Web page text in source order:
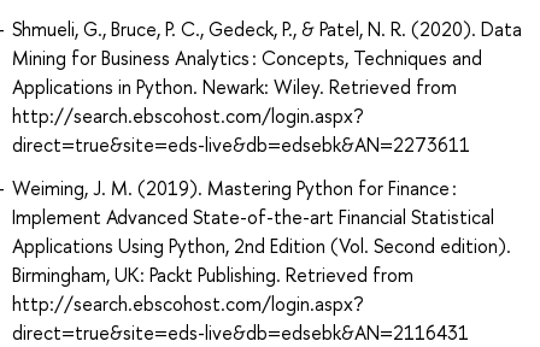
Shmueli, G., Bruce, P. C., Gedeck, P., & Patel, N. R. (2020). Data
Mining for Business Analytics : Concepts, Techniques and
Applications in Python. Newark: Wiley. Retrieved from
http://search.ebscohost.com/login.aspx?
direct=true&site=eds-live&db=edsebk&AN=2273611
Weiming, J. M. (2019). Mastering Python for Finance :
Implement Advanced State-of-the-art Financial Statistical
Applications Using Python, 2nd Edition (Vol. Second edition).
Birmingham, UK: Packt Publishing. Retrieved from
http://search.ebscohost.com/login.aspx?
direct=true&site=eds-live&db=edsebk&AN=2116431